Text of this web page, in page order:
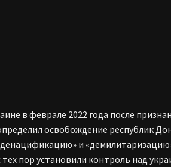
в феврале 2022 года после
освобождение республик
и
пор установили контроль над